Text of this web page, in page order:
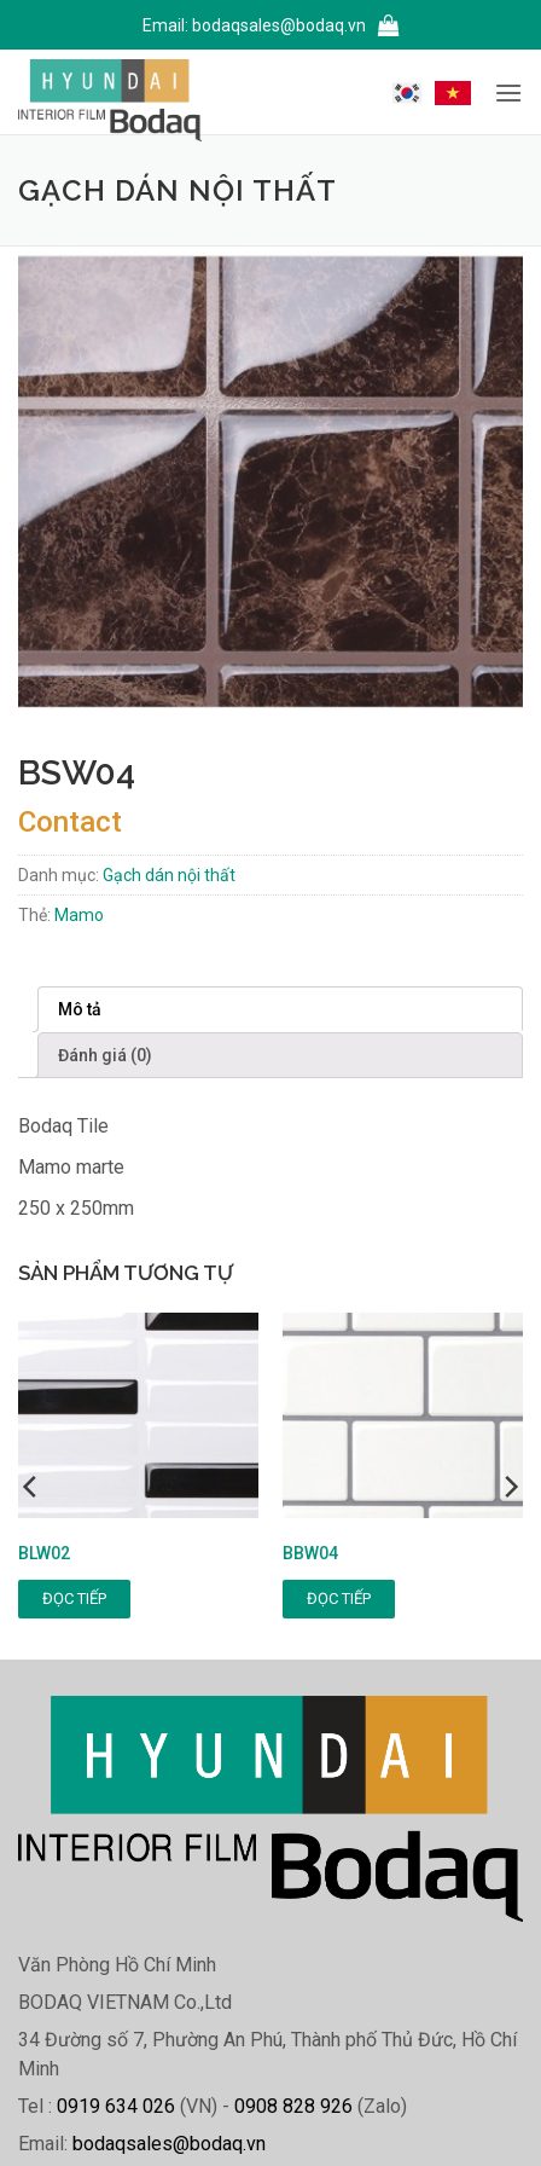
qua
dung
Email: bodaqsales@bodaq.vn
GẠCH DÁN NỘI THẤT
BSW04
Contact
Danh mục: Gạch dán nội thất
Thẻ: Mamo
Mô tả
Đánh giá (0)
Bodaq Tile
Mamo marte
250 x 250mm
SẢN PHẨM TƯƠNG TỰ
BLW02
ĐỌC TIẾP
BBW04
ĐỌC TIẾP
Văn Phòng Hồ Chí Minh
BODAQ VIETNAM Co.,Ltd
34 Đường số 7, Phường An Phú, Thành phố Thủ Đức, Hồ Chí
Minh
Tel : 0919 634 026 (VN) - 0908 828 926 (Zalo)
Email: bodaqsales@bodaq.vn